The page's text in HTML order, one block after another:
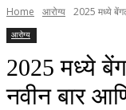
Home आरोग्य 2025 मध्ये
आरोग्य
2025 मध्ये
नवीन बार